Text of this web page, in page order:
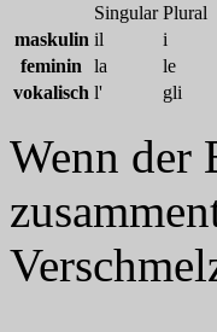
Singular Plural
maskulin il
i
feminin
la
le
vokalisch l' gli
Wenn der